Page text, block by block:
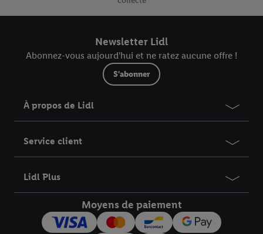
Newsletter Lidl
Abonnez-vous aujourd'hui et ne ratez aucune offre !
S'abonner
À propos de Lidl
Service client
Lidl Plus
Moyens de paiement